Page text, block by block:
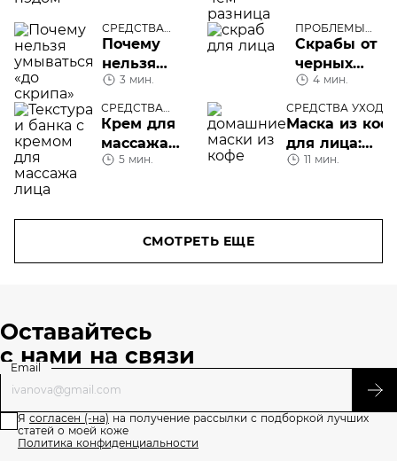
про
пилинг-
пэды
чем
разница
СРЕДСТВА
УХОДА
Почему
нельзя
умываться
«до
скрипа»
3 мин.
ПРОБЛЕМЫ
КОЖИ ЛИЦА
Скрабы от
черных
точек: 7
средств
4 мин.
СРЕДСТВА
УХОДА
Крем для
массажа
лица: что в
5 мин.
СРЕДСТВА УХОДА
Маска из
для лица:
домашнего
средства?
11 мин.
СМОТРЕТЬ ЕЩЕ
Оставайтесь
с нами на связи
Email
Я согласен (-на) на получение рассылки с подборкой лучших
статей о моей коже
Политика конфиденциальности